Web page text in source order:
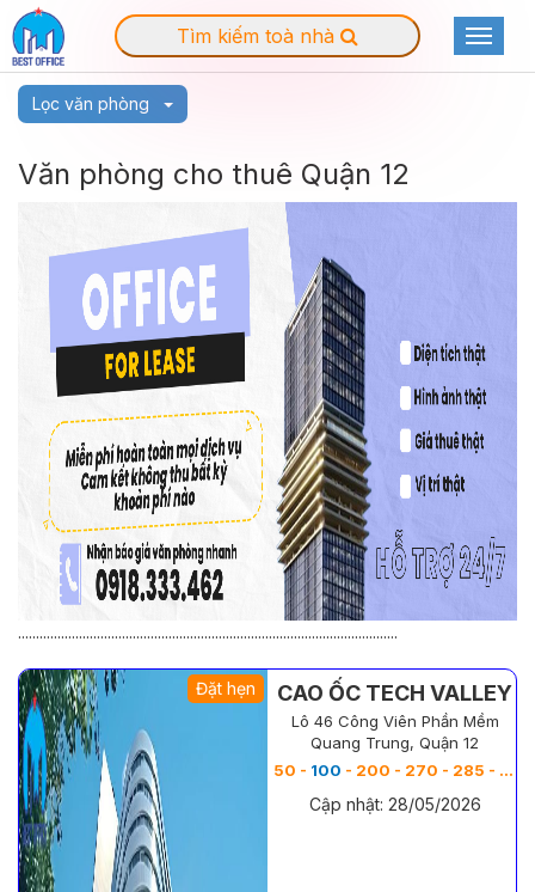
Tìm kiếm toà nhà
Toggle
Văn phòng cho thuê Quận 12
..........................................................................................................
Đặt hẹn CAO ỐC TECH VALLEY
Lô 46 Công Viên Phần Mềm
Quang Trung, Quận 12
50 - 100 - 200 - 270 - 285 - 306 - 400 - 600 - 1100 - 2200 - 3300 m
Cập nhật: 28/05/2026